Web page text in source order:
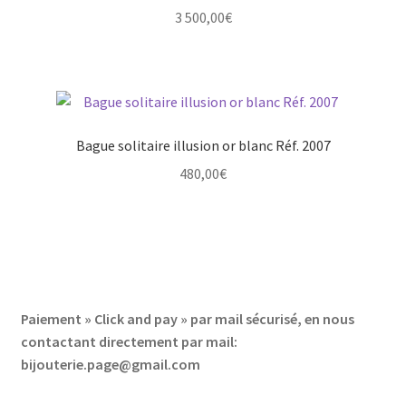
3 500,00€
Bague solitaire illusion or blanc Réf. 2007
480,00€
Paiement » Click and pay » par mail sécurisé, en nous
contactant directement par mail:
bijouterie.page@gmail.com